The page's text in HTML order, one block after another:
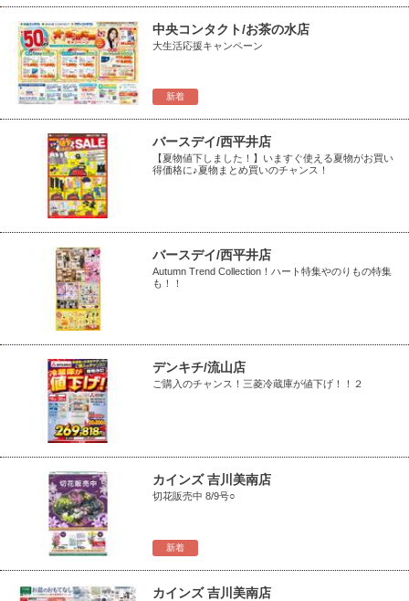
新着
中央コンタクト/お茶の水店
大生活応援キャンペーン
バースデイ/西平井店
【夏物値下しました！】いますぐ使える夏物がお買い
得価格に♪夏物まとめ買いのチャンス！
バースデイ/西平井店
Autumn Trend Collection！ハート特集やのりもの特集
も！！
デンキチ/流山店
ご購入のチャンス！三菱冷蔵庫が値下げ！！２
新着
カインズ 吉川美南店
切花販売中 8/9号○
カインズ 吉川美南店